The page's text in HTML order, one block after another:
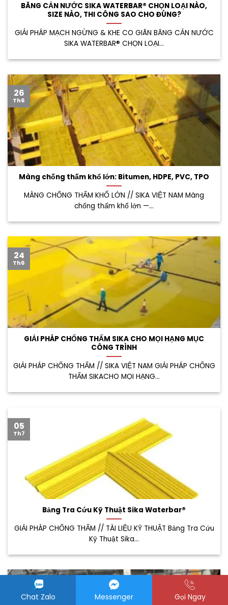
BĂNG CẢN NƯỚC SIKA WATERBAR® CHỌN LOẠI NÀO,
SIZE NÀO, THI CÔNG SAO CHO ĐÚNG?
GIẢI PHÁP MẠCH NGỪNG & KHE CO GIÃN BĂNG CẢN NƯỚC
SIKA WATERBAR® CHỌN LOẠI...
Màng chống thấm khổ lớn: Bitumen, HDPE, PVC, TPO
MÀNG CHỐNG THẤM KHỔ LỚN // SIKA VIỆT NAM Màng
chống thấm khổ lớn —...
26
Th6
GIẢI PHÁP CHỐNG THẤM SIKA CHO MỌI HẠNG MỤC
CÔNG TRÌNH
GIẢI PHÁP CHỐNG THẤM // SIKA VIỆT NAM GIẢI PHÁP CHỐNG
THẤM SIKACHO MỌI HẠNG...
24
Th6
Bảng Tra Cứu Kỹ Thuật Sika Waterbar®
GIẢI PHÁP CHỐNG THẤM // TÀI LIỆU KỸ THUẬT Bảng Tra Cứu
Kỹ Thuật Sika...
05
Th7
Th7Chat Zalo Messenger Gọi Ngay